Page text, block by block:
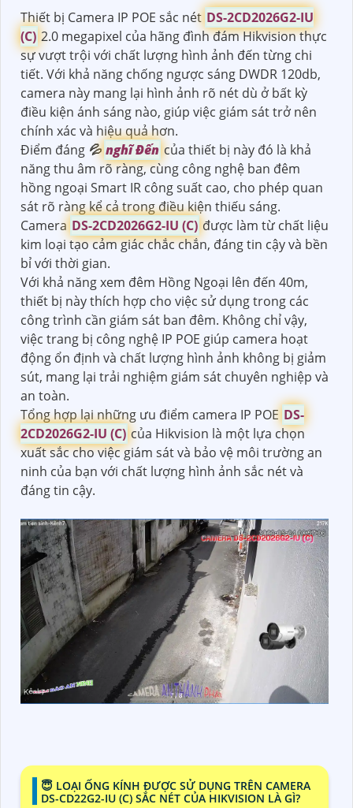
Thiết bị Camera IP POE sắc nét DS-2CD2026G2-IU
(C) 2.0 megapixel của hãng đình đám Hikvision thực
sự vượt trội với chất lượng hình ảnh đến từng chi
tiết. Với khả năng chống ngược sáng DWDR 120db,
camera này mang lại hình ảnh rõ nét dù ở bất kỳ
điều kiện ánh sáng nào, giúp việc giám sát trở nên
chính xác và hiệu quả hơn.
Điểm đáng 💦nghĩ Đến của thiết bị này đó là khả
năng thu âm rõ ràng, cùng công nghệ ban đêm
hồng ngoại Smart IR công suất cao, cho phép quan
sát rõ ràng kể cả trong điều kiện thiếu sáng.
Camera DS-2CD2026G2-IU (C) được làm từ chất liệu
kim loại tạo cảm giác chắc chắn, đáng tin cậy và bền
bỉ với thời gian.
Với khả năng xem đêm Hồng Ngoại lên đến 40m,
thiết bị này thích hợp cho việc sử dụng trong các
công trình cần giám sát ban đêm. Không chỉ vậy,
việc trang bị công nghệ IP POE giúp camera hoạt
động ổn định và chất lượng hình ảnh không bị giảm
sút, mang lại trải nghiệm giám sát chuyên nghiệp và
an toàn.
Tổng hợp lại những ưu điểm camera IP POE DS-
2CD2026G2-IU (C) của Hikvision là một lựa chọn
xuất sắc cho việc giám sát và bảo vệ môi trường an
ninh của bạn với chất lượng hình ảnh sắc nét và
đáng tin cậy.
😇 LOẠI ỐNG KÍNH ĐƯỢC SỬ DỤNG TRÊN CAMERA
DS-CD22G2-IU (C) SẮC NÉT CỦA HIKVISION LÀ GÌ?